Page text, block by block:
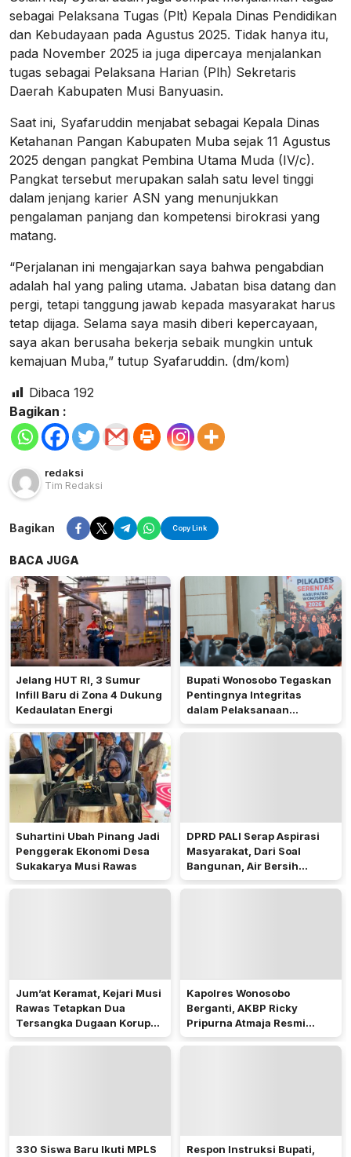
sebagai Pelaksana Tugas (Plt) Kepala Dinas Pendidikan
dan Kebudayaan pada Agustus 2025. Tidak hanya itu,
pada November 2025 ia juga dipercaya menjalankan
tugas sebagai Pelaksana Harian (Plh) Sekretaris
Daerah Kabupaten Musi Banyuasin.
Saat ini, Syafaruddin menjabat sebagai Kepala Dinas
Ketahanan Pangan Kabupaten Muba sejak 11 Agustus
2025 dengan pangkat Pembina Utama Muda (IV/c).
Pangkat tersebut merupakan salah satu level tinggi
dalam jenjang karier ASN yang menunjukkan
pengalaman panjang dan kompetensi birokrasi yang
matang.
“Perjalanan ini mengajarkan saya bahwa pengabdian
adalah hal yang paling utama. Jabatan bisa datang dan
pergi, tetapi tanggung jawab kepada masyarakat harus
tetap dijaga. Selama saya masih diberi kepercayaan,
saya akan berusaha bekerja sebaik mungkin untuk
kemajuan Muba,” tutup Syafaruddin. (dm/kom)
Dibaca 192
Bagikan :
redaksi
Tim Redaksi
Bagikan Copy Link
BACA JUGA
Jelang HUT RI, 3 Sumur
Infill Baru di Zona 4 Dukung
Kedaulatan Energi
Bupati Wonosobo Tegaskan
Pentingnya Integritas
dalam Pelaksanaan
Pilkades 2026
Suhartini Ubah Pinang Jadi
Penggerak Ekonomi Desa
Sukakarya Musi Rawas
DPRD PALI Serap Aspirasi
Masyarakat, Dari Soal
Bangunan, Air Bersih
Hingga Pergub Seismik
Jum’at Keramat, Kejari Musi
Rawas Tetapkan Dua
Tersangka Dugaan Korupsi
Dana PSR
Kapolres Wonosobo
Berganti, AKBP Ricky
Pripurna Atmaja Resmi
Menjabat
330 Siswa Baru Ikuti MPLS
Respon Instruksi Bupati,